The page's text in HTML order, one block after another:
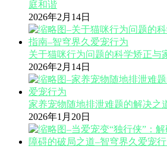
庭和谐
2026年2月14日
关于猫咪行为问题的科学矫正与
2026年2月14日
家养宠物随地排泄难题的解决之
2026年1月20日